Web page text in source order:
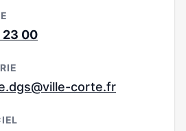
23 00
corte.fr